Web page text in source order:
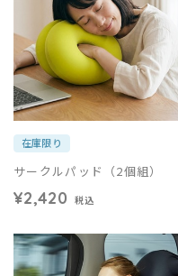
在庫限り
サークルパッド（2個組）
¥2,420 税込